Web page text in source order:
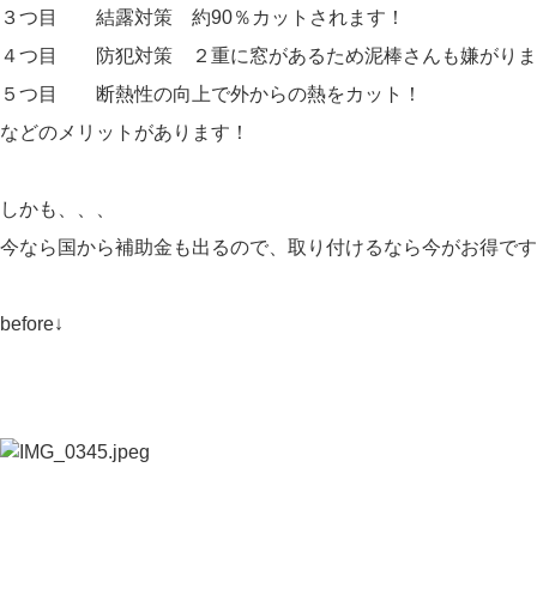
３つ目 結露対策 約90％カットされます！
４つ目 防犯対策 ２重に窓があるため泥棒さんも嫌がり
５つ目 断熱性の向上で外からの熱をカット！
などのメリットがあります！
しかも、、、
今なら国から補助金も出るので、取り付けるなら今がお得で
before↓